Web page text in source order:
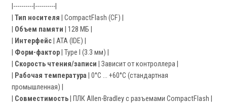
|----------|----------|
Тип носителя | CompactFlash (CF) |
Объем памяти | 128 МБ |
Интерфейс | ATA (IDE) |
Форм-фактор | Type I (3.3 мм) |
Скорость чтения/записи | Зависит от контроллера |
Рабочая температура | 0°C ... +60°C (стандартная
промышленная) |
Совместимость | ПЛК Allen-Bradley с разъемами CompactFlash |